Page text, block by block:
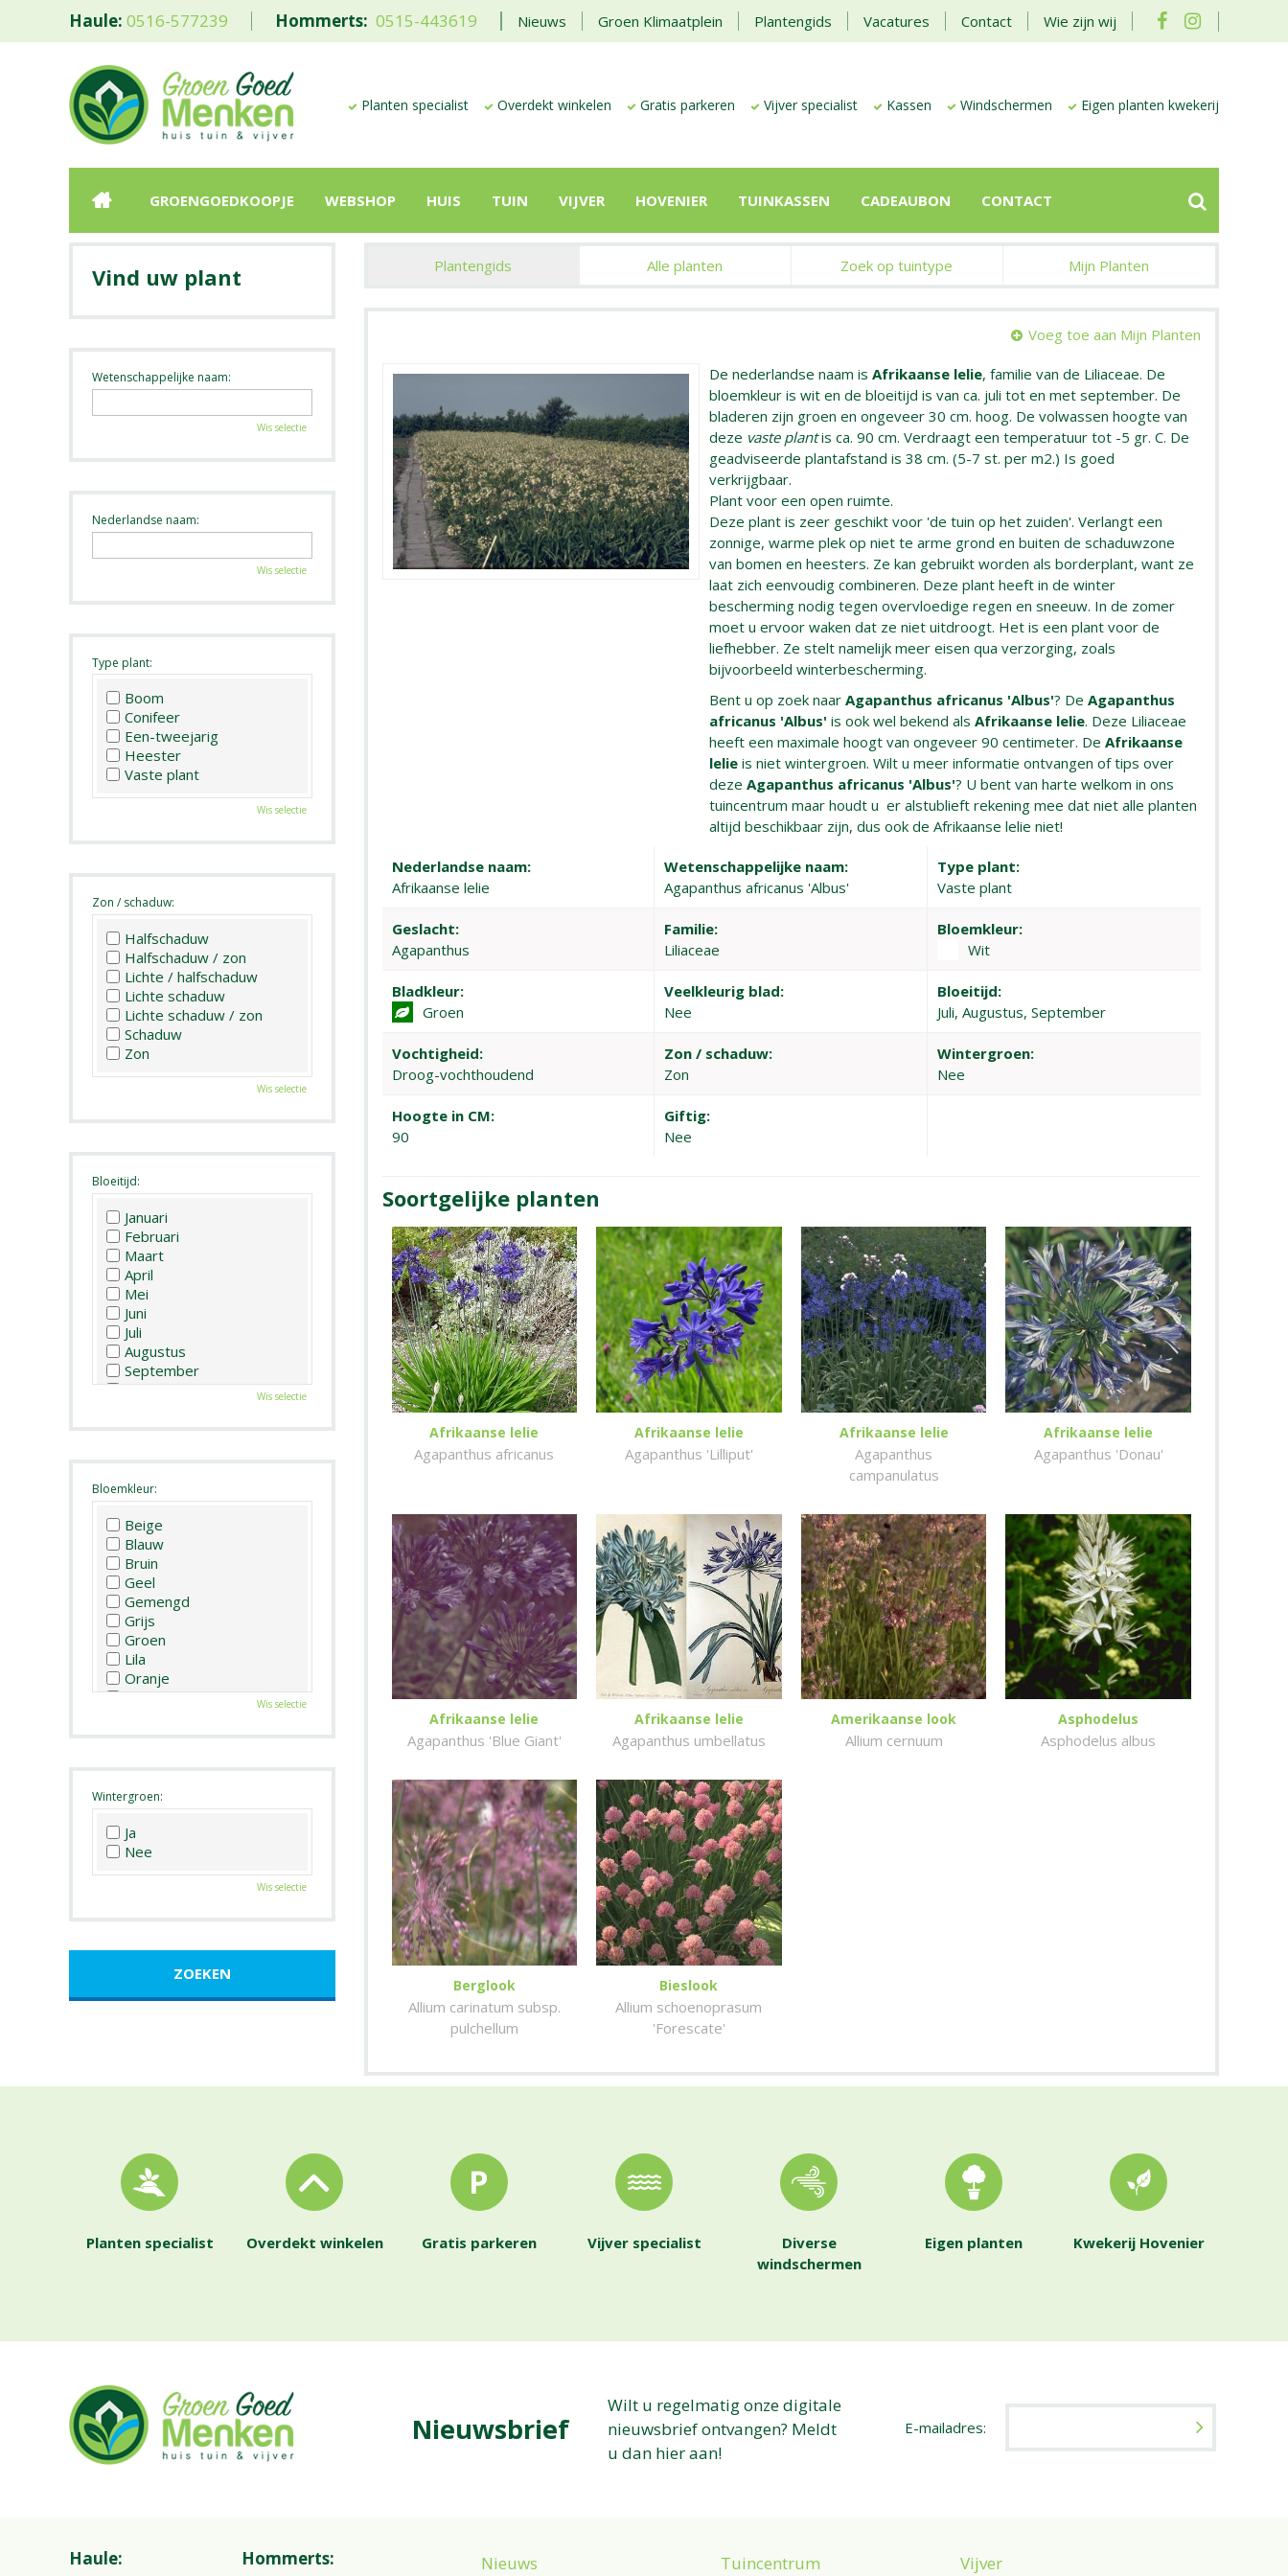
Haule: 0516-577239 Hommerts: 0515-443619 Nieuws Groen Klimaatplein Plantengids Vacatures Contact Wie zijn wij
Planten specialist Overdekt winkelen Gratis parkeren Vijver specialist Kassen Windschermen Eigen planten kwekerij
GROENGOEDKOOPJE WEBSHOP HUIS TUIN VIJVER HOVENIER TUINKASSEN CADEAUBON CONTACT
Plantengids Alle planten Zoek op tuintype Mijn Planten
Voeg toe aan Mijn Planten
De nederlandse naam isAfrikaanse lelie, familie van de Liliaceae. De
bloemkleur is wit en de bloeitijd is van ca. juli tot en met september. De
bladeren zijn groen en ongeveer 30 cm. hoog. De volwassen hoogte van
deze vaste plantis ca. 90 cm. Verdraagt een temperatuur tot -5 gr. C. De
geadviseerde plantafstand is 38 cm. (5-7 st. per m2.) Is goed
verkrijgbaar.
Plant voor een open ruimte.
Deze plant is zeer geschikt voor 'de tuin op het zuiden'. Verlangt een
zonnige, warme plek op niet te arme grond en buiten de schaduwzone
van bomen en heesters. Ze kan gebruikt worden als borderplant, want ze
laat zich eenvoudig combineren. Deze plant heeft in de winter
bescherming nodig tegen overvloedige regen en sneeuw. In de zomer
moet u ervoor waken dat ze niet uitdroogt. Het is een plant voor de
liefhebber. Ze stelt namelijk meer eisen qua verzorging, zoals
bijvoorbeeld winterbescherming.
Bent u op zoek naarAgapanthus africanus 'Albus'? DeAgapanthus
africanus 'Albus' is ook wel bekend alsAfrikaanse lelie. Deze Liliaceae
heeft een maximale hoogt van ongeveer 90 centimeter. DeAfrikaanse
lelieis niet wintergroen. Wilt u meer informatie ontvangen of tips over
dezeAgapanthus africanus 'Albus'? U bent van harte welkom in ons
tuincentrum maar houdt u er alstublieft rekening mee dat niet alle planten
altijd beschikbaar zijn, dus ook de Afrikaanse lelie niet!
Nederlandse naam:
Afrikaanse lelie
Wetenschappelijke naam:
Agapanthus africanus 'Albus'
Type plant:
Vaste plant
Geslacht:
Agapanthus
Familie:
Liliaceae
Bloemkleur:
Wit
Bladkleur:
Groen
Veelkleurig blad:
Nee
Bloeitijd:
Juli, Augustus, September
Vochtigheid:
Droog-vochthoudend
Zon / schaduw:
Zon
Wintergroen:
Nee
Hoogte in CM:
90
Giftig:
Nee
Soortgelijke planten
Afrikaanse lelie
Agapanthus africanus
Afrikaanse lelie
Agapanthus 'Lilliput'
Afrikaanse lelie
Agapanthus
campanulatus
Afrikaanse lelie
Agapanthus 'Donau'
Afrikaanse lelie
Agapanthus 'Blue Giant'
Afrikaanse lelie
Agapanthus umbellatus
Amerikaanse look
Allium cernuum
Asphodelus
Asphodelus albus
Berglook
Allium carinatum subsp.
pulchellum
Bieslook
Allium schoenoprasum
'Forescate'
Vind uw plant
Wetenschappelijke naam:
Wis selectie
Nederlandse naam:
Wis selectie
Type plant:
Boom
Conifeer
Een-tweejarig
Heester
Vaste plant
Wis selectie
Zon / schaduw:
Halfschaduw
Halfschaduw / zon
Lichte / halfschaduw
Lichte schaduw
Lichte schaduw / zon
Schaduw
Zon
Wis selectie
Bloeitijd:
Januari
Februari
Maart
April
Mei
Juni
Juli
Augustus
September
Oktober
Wis selectie
Bloemkleur:
Beige
Blauw
Bruin
Geel
Gemengd
Grijs
Groen
Lila
Oranje
Paars
Wis selectie
Wintergroen:
Ja
Nee
Wis selectie
Planten specialist Overdekt winkelen Gratis parkeren Vijver specialist
Diverse
windschermen
Eigen planten Kwekerij Hovenier
Nieuwsbrief
Wilt u regelmatig onze digitale
nieuwsbrief ontvangen? Meldt
u dan hier aan!
E-mailadres:
Haule:
Hommerts:
Nieuws
Tuincentrum
Vijver